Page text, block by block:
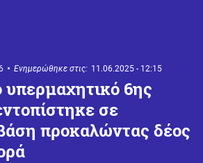
Ενημερώθηκε στις: 11.06.2025 - 12:15
υπερμαχητικό 6ης
σε
προκαλώντας δέος